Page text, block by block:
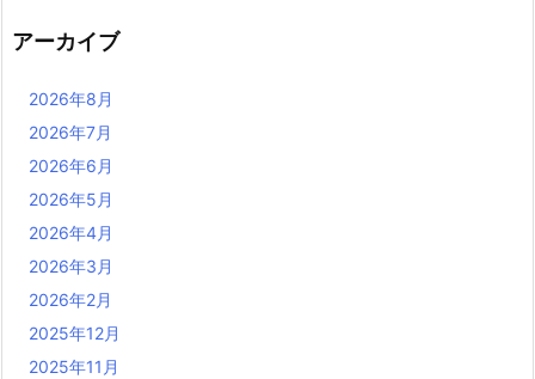
アーカイブ
2026年8月
2026年7月
2026年6月
2026年5月
2026年4月
2026年3月
2026年2月
2025年12月
2025年11月